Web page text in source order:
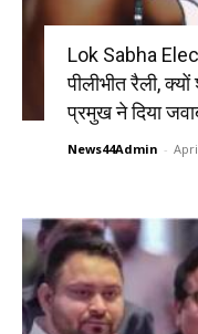
Lok Sabha
पीलीभीत रैली,
प्रमुख ने दिया
News44Admin -